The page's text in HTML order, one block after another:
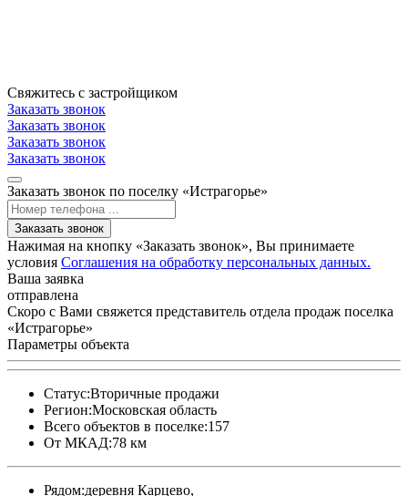
Свяжитесь с застройщиком
Заказать звонок
Заказать звонок
Заказать звонок
Заказать звонок
Заказать звонок по поселку «Истрагорье»
Заказать звонок
Нажимая на кнопку «Заказать звонок», Вы принимаете
условия Соглашения на обработку персональных данных.
Ваша заявка
отправлена
Скоро с Вами свяжется представитель отдела продаж поселка
«Истрагорье»
Параметры объекта
Статус:Вторичные продажи
Регион:Московская область
Всего объектов в поселке:157
От МКАД:78 км
Рядом:деревня Карцево,